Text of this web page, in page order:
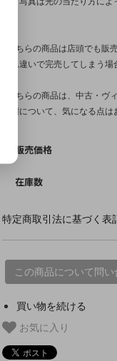
※こちらの商品は店頭でも販
入れ違いで完売してしまう
※こちらの商品は、中古・ヴ
状態について、気になる点
販売価格
在庫数
特定商取引法に基づく表
この商品について問い
買い物を続ける
お気に入り